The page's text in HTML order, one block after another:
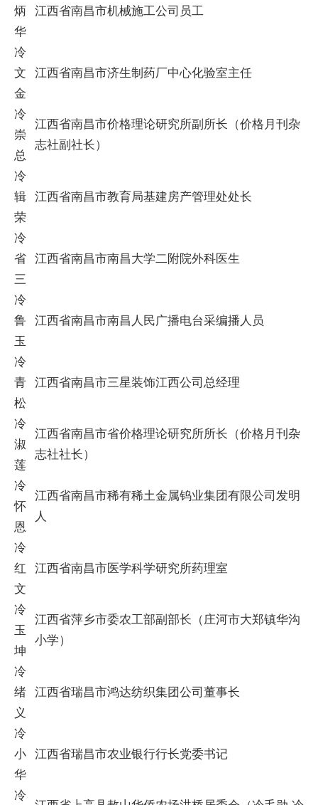
炳
华
江西省南昌市机械施工公司员工
冷
文
金
江西省南昌市济生制药厂中心化验室主任
冷
崇
总
江西省南昌市价格理论研究所副所长（价格月刊杂
志社副社长）
冷
辑
荣
江西省南昌市教育局基建房产管理处处长
冷
省
三
江西省南昌市南昌大学二附院外科医生
冷
鲁
玉
江西省南昌市南昌人民广播电台采编播人员
冷
青
松
江西省南昌市三星装饰江西公司总经理
冷
淑
莲
江西省南昌市省价格理论研究所所长（价格月刊杂
志社社长）
冷
怀
恩
江西省南昌市稀有稀土金属钨业集团有限公司发明
人
冷
红
文
江西省南昌市医学科学研究所药理室
冷
玉
坤
江西省萍乡市委农工部副部长（庄河市大郑镇华沟
小学）
冷
绪
义
江西省瑞昌市鸿达纺织集团公司董事长
冷
小
华
江西省瑞昌市农业银行行长党委书记
冷